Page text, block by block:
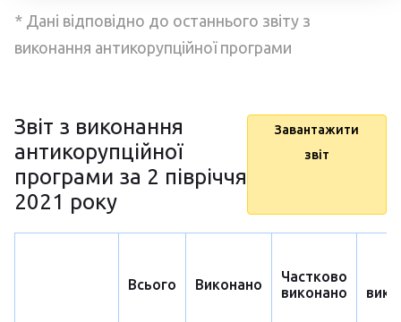
* Дані відповідно до останнього звіту з
виконання антикорупційної програми
Звіт з виконання
антикорупційної
програми за 2 півріччя
2021 року
Завантажити
звіт
Всього Виконано
Частково
виконано